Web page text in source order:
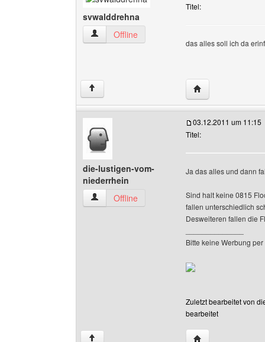
svwalddrehna
svwalddrehna Benutzer-Profile anzeigen
Offline
Titel:
das alles soll ich da
↑ Website dieses
die-lustigen-vom-
niederrhein
die-lustigen-vom-niederrhein Benutzer-Profile
Offline
03.12.2011 um 11:15
Titel:
Ja das alles und dann
Sind halt keine 0815
fallen unterschiedlich
Desweiteren fallen die
Bitte keine Werbung per
Zuletzt bearbeitet von
bearbeitet
↑ Website dieses